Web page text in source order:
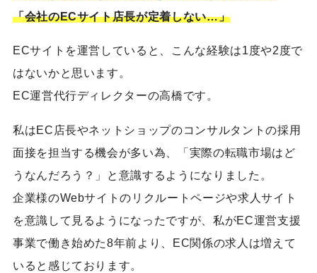
「会社のECサイト店長が定着しない…」
ECサイトを運営していると、こんな経験は1度や2度で
はないかと思います。
EC運営代行ディレクターの高橋です。
私はEC店長やネットショップのコンサルタントの採用
面接を担当する機会が多い為、「実際の転職市場はど
うなんだろう？」と意識するようになりました。
企業様のWebサイトのリクルートページや求人サイト
を意識して見るようになったですが、私がEC運営支援
事業で働き始めた8年前より、EC関係の求人は増えて
いると感じております。